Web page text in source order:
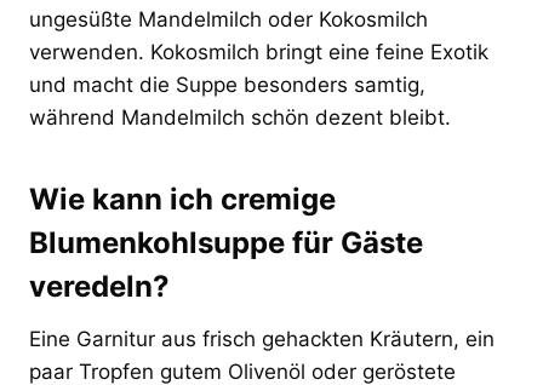
ungesüßte Mandelmilch oder Kokosmilch
verwenden. Kokosmilch bringt eine feine Exotik
und macht die Suppe besonders samtig,
während Mandelmilch schön dezent bleibt.
Wie kann ich cremige
Blumenkohlsuppe für Gäste
veredeln?
Eine Garnitur aus frisch gehackten Kräutern, ein
paar Tropfen gutem Olivenöl oder geröstete